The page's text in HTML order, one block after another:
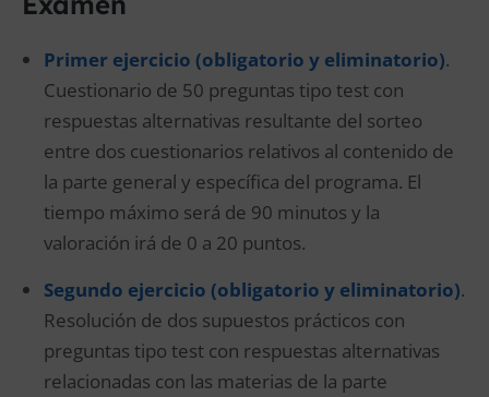
Primer ejercicio (obligatorio y eliminatorio).
Cuestionario de 50 preguntas tipo test con
respuestas alternativas resultante del sorteo
entre dos cuestionarios relativos al contenido de
la parte general y específica del programa. El
tiempo máximo será de 90 minutos y la
valoración irá de 0 a 20 puntos.
Segundo ejercicio (obligatorio y eliminatorio).
Resolución de dos supuestos prácticos con
preguntas tipo test con respuestas alternativas
relacionadas con las materias de la parte